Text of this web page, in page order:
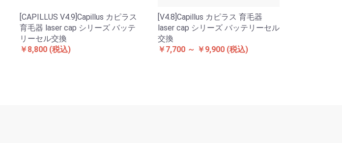
[CAPILLUS V4.9]Capillus カピラス
育毛器 laser cap シリーズ バッテ
リーセル交換
￥8,800 (税込)
[V4.8]Capillus カピラス 育毛器
laser cap シリーズ バッテリーセル
交換
￥7,700 ～ ￥9,900 (税込)